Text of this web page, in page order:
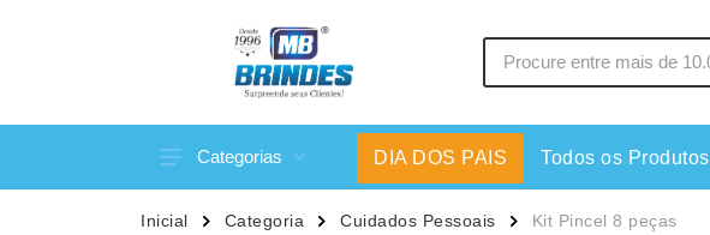
Categorias
Acessórios p/ Celular
Canecas
DIA DOS PAIS Todos os Produtos
Inicial Categoria Cuidados Pessoais Kit Pincel 8 peças